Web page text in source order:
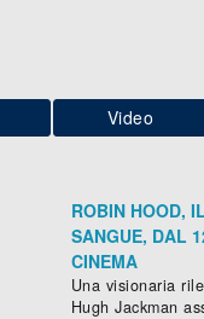
Video
ROBIN HOOD,
SANGUE, DAL
CINEMA
Una visionaria
Hugh Jackman